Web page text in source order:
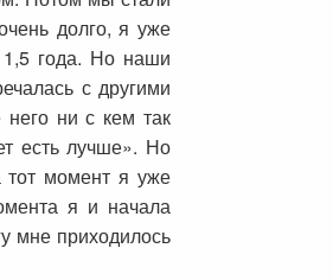
долго, я уже
1,5 года. Но наши
с другими
ни с кем так
есть лучше». Но
тот момент я уже
я и начала
мне приходилось